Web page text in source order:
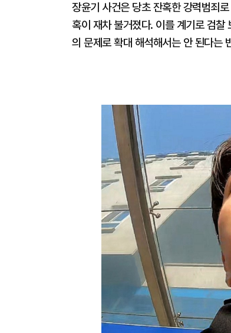
장윤기 사건은 당초 잔혹한 강력범죄
혹이 재차 불거졌다. 이를 계기로 검찰
의 문제로 확대 해석해서는 안 된다는